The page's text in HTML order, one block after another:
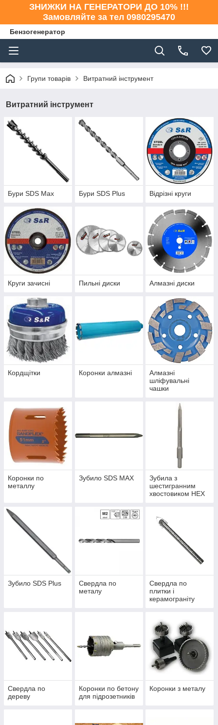
ЗНИЖКИ НА ГЕНЕРАТОРИ ДО 10% !!!
Замовляйте за тел 0980295470
Бензогенератор
Групи товарів Витратний інструмент
Витратний інструмент
Бури SDS Max Бури SDS Plus Відрізні круги
Круги зачисні Пильні диски Алмазні диски
Кордщітки Коронки алмазні
Алмазні
шліфувальні
чашки
Коронки по
металлу
Зубило SDS MAX
Зубила з
шестигранним
хвостовиком HEX
Зубило SDS Plus
Свердла по
металу
Свердла по
плитки і
керамограніту
Свердла по
дереву
Коронки по бетону
для підрозетників
Коронки з металу